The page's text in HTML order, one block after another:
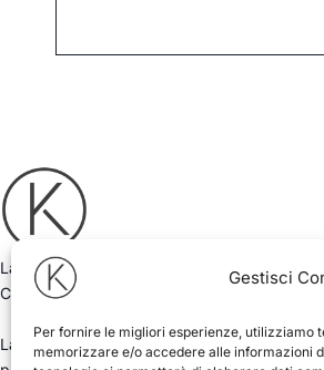
Gestisci
Per fornire le migliori esperienze, utilizziamo
memorizzare e/o accedere alle informazioni
La Kyro Art Gallery, fondata nel 2018 da
Ciurlia, opera nel mondo dell’arte
La galleria d’arte di Pietrasanta ospita ogni